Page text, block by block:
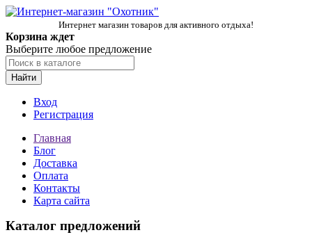
Интернет магазин товаров для активного отдыха!
Корзина ждет
Выберите любое предложение
Найти
Вход
Регистрация
Главная
Блог
Доставка
Оплата
Контакты
Карта сайта
Каталог предложений